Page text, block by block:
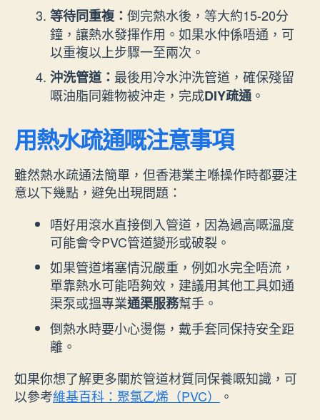
等待同重複： 倒完熱水後，等大約15-20分
鐘，讓熱水發揮作用。如果水仲係唔通，可
以重複以上步驟一至兩次。
沖洗管道： 最後用冷水沖洗管道，確保殘留
嘅油脂同雜物被沖走，完成DIY疏通 。
用熱水疏通嘅注意事項
雖然熱水疏通法簡單，但香港業主喺操作時都要注
意以下幾點，避免出現問題：
唔好用滾水直接倒入管道，因為過高嘅溫度
可能會令PVC管道變形或破裂。
如果管道堵塞情況嚴重，例如水完全唔流，
單靠熱水可能唔夠效，建議用其他工具如通
渠泵或搵專業通渠服務幫手。
倒熱水時要小心燙傷，戴手套同保持安全距
離。
如果你想了解更多關於管道材質同保養嘅知識，可
以參考維基百科：聚氯乙烯（PVC） 。